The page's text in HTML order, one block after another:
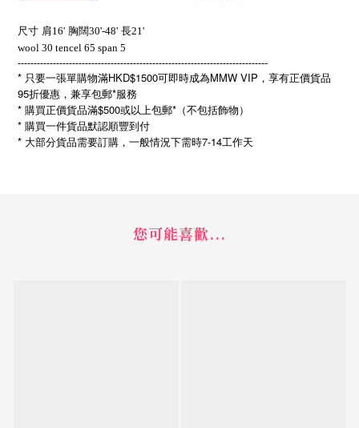
尺寸 肩16' 胸闊30'-48' 長21'
wool 30 tencel 65 span 5
------------------------------------------------------------------------------
* 只要一張單購物滿HKD$1500可即時成為MMW VIP，享有正價貨品
95折優惠，兼享包郵*服務
* 購買正價貨品滿$500或以上包郵*（不包括飾物）
* 購買一件貨品默認順豐到付
* 大部分貨品需要訂購，一般情況下需時7-14工作天
您可能喜歡...